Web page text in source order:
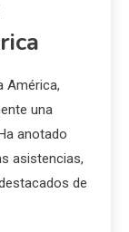
América,
una
anotado
asistencias,
de